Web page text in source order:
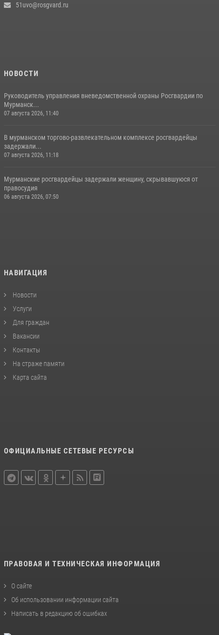
51uvo@rosgvard.ru
НОВОСТИ
Руководитель управления вневедомственной охраны Росгвардии по
Мурманск...
07 августа 2026, 11:40
В мурманском торгово-развлекательном комплексе росгвардейцы
задержали...
07 августа 2026, 11:18
Мурманские росгвардейцы задержали женщину, скрывавшуюся от
правосудия
06 августа 2026, 07:50
НАВИГАЦИЯ
Новости
Услуги
Для граждан
Вакансии
Контакты
На страже памяти
Карта сайта
ОФИЦИАЛЬНЫЕ СЕТЕВЫЕ РЕСУРСЫ
ПРАВОВАЯ И ТЕХНИЧЕСКАЯ ИНФОРМАЦИЯ
О сайте
Об использовании информации сайта
Написать в редакцию об ошибках